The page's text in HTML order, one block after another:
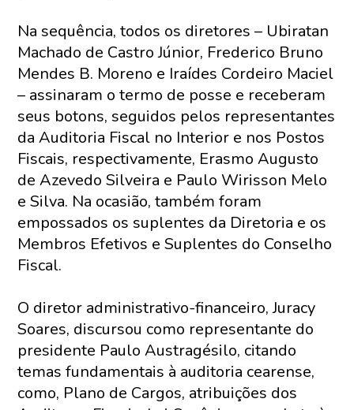
Na sequência, todos os diretores – Ubiratan
Machado de Castro Júnior, Frederico Bruno
Mendes B. Moreno e Iraídes Cordeiro Maciel
– assinaram o termo de posse e receberam
seus botons, seguidos pelos representantes
da Auditoria Fiscal no Interior e nos Postos
Fiscais, respectivamente, Erasmo Augusto
de Azevedo Silveira e Paulo Wirisson Melo
e Silva. Na ocasião, também foram
empossados os suplentes da Diretoria e os
Membros Efetivos e Suplentes do Conselho
Fiscal.
O diretor administrativo-financeiro, Juracy
Soares, discursou como representante do
presidente Paulo Austragésilo, citando
temas fundamentais à auditoria cearense,
como, Plano de Cargos, atribuições dos